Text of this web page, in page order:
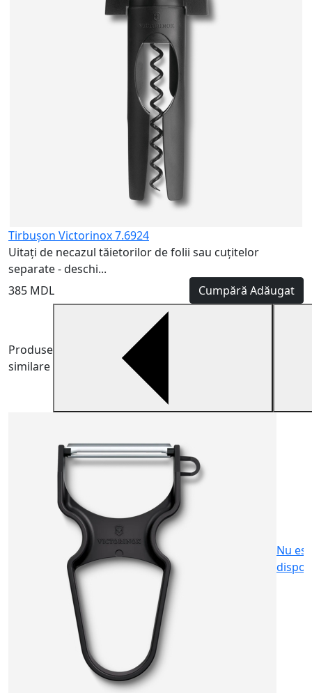
Tirbuşon Victorinox 7.6924
Uitați de necazul tăietorilor de folii sau cuțitelor
separate - deschi...
385 MDL
Cumpără Adăugat
Produse
similare
Nu